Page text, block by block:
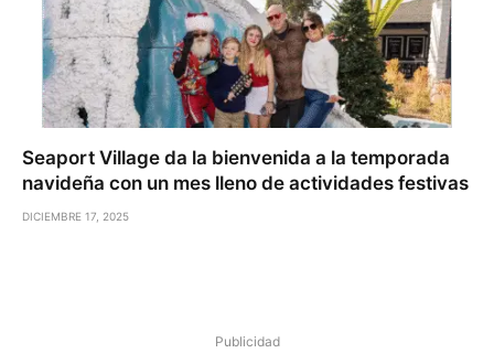
Seaport Village da la bienvenida a la temporada
navideña con un mes lleno de actividades festivas
DICIEMBRE 17, 2025
Publicidad